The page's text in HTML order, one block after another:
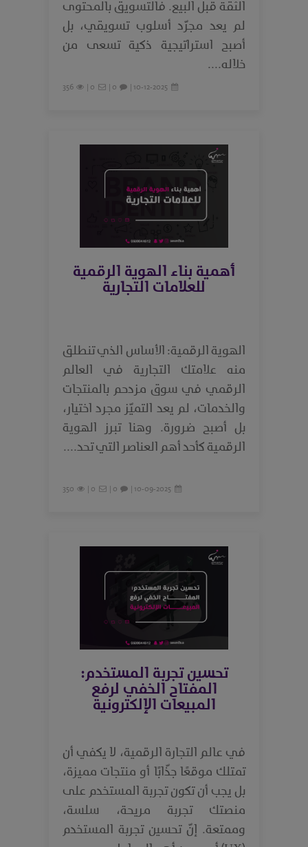
الثقة قبل البيع. فالتسويق بالمحتوى
لم يعد مجرّد أسلوب تسويقي، بل
أصبح استراتيجية ذكية تسعى من
خلاله....
10-12-2025 |
0 |
0 |
356
أهمية بناء الهوية الرقمية
للعلامات التجارية
الهوية الرقمية: الأساس الذي تنطلق
منه علامتك التجارية في العالم
الرقمي في سوق مزدحم بالمنتجات
والخدمات، لم يعد التميّز مجرد اختيار،
بل أصبح ضرورة. وهنا تبرز الهوية
الرقمية كأحد أهم العناصر التي تحد....
10-09-2025 |
0 |
0 |
350
تحسين تجربة المستخدم:
المفتاح الخفي لرفع
المبيعات الإلكترونية
في عالم التجارة الرقمية، لا يكفي أن
تمتلك موقعًا جذّابًا أو منتجات مميزة،
بل يجب أن تكون تجربة المستخدم على
منصتك تجربة مريحة، سلسة،
وممتعة. إنّ تحسين تجربة المستخدم